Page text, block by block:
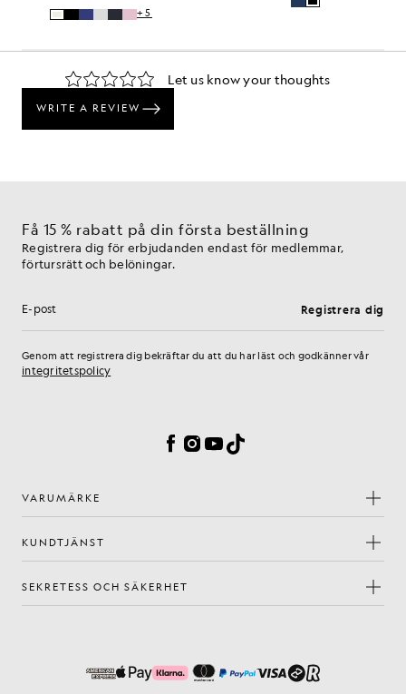
+5
Få 15 % rabatt på din första beställning
Registrera dig för erbjudanden endast för medlemmar,
förtursrätt och belöningar.
E-postadress Registrera dig
Genom att registrera dig bekräftar du att du har läst och godkänner vår
integritetspolicy
Facebook
Instagram
YouTube
TikTok
VARUMÄRKE
KUNDTJÄNST
SEKRETESS OCH SÄKERHET